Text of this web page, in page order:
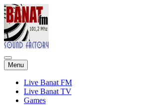
Menu Skip
to
content
Live Banat FM
Live Banat TV
Games